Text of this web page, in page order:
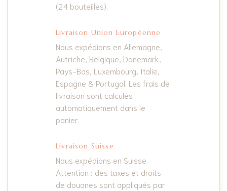
(24 bouteilles).
Livraison Union Européenne
Nous expédions en Allemagne,
Autriche, Belgique, Danemark,
Pays-Bas, Luxembourg, Italie,
Espagne & Portugal. Les frais de
livraison sont calculés
automatiquement dans le
panier.
Livraison Suisse
Nous expédions en Suisse.
Attention : des taxes et droits
de douanes sont appliqués par